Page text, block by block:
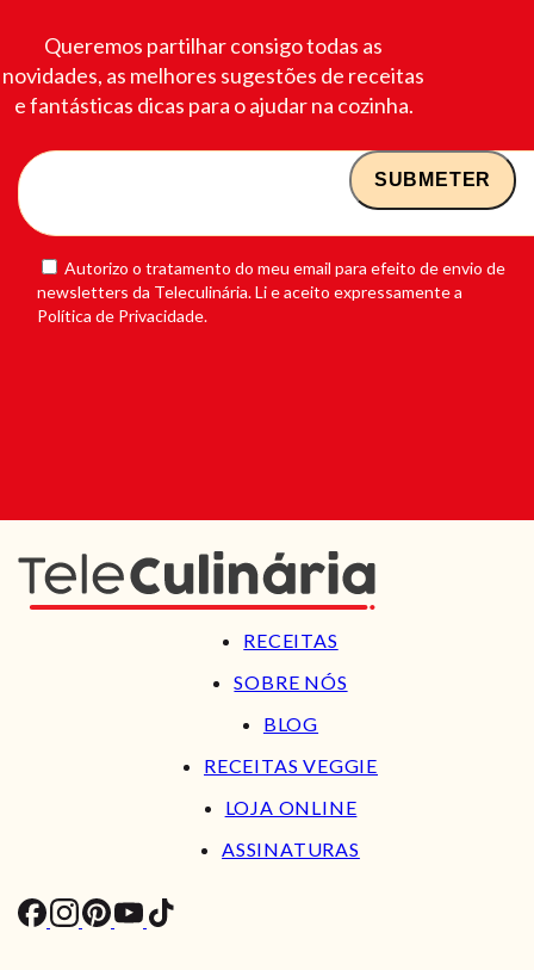
Queremos partilhar consigo todas as
novidades, as melhores sugestões de receitas
e fantásticas dicas para o ajudar na cozinha.
Autorizo o tratamento do meu email para efeito de envio de
newsletters da Teleculinária. Li e aceito expressamente a
Política de Privacidade.
RECEITAS
SOBRE NÓS
BLOG
RECEITAS VEGGIE
LOJA ONLINE
ASSINATURAS